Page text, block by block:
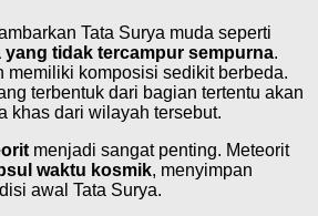
Tata Surya muda seperti
tidak tercampur sempurna.
memiliki komposisi sedikit berbeda.
terbentuk dari bagian tertentu akan
khas dari wilayah tersebut.
menjadi sangat penting. Meteorit
waktu kosmik, menyimpan
awal Tata Surya.